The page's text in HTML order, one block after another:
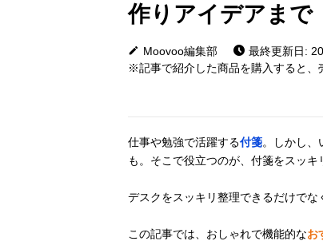
作りアイデアまで
Moovoo編集部
最終更新日:
※記事で紹介した商品を購入すると、
仕事や勉強で活躍する付箋。しかし、
も。そこで役立つのが、付箋をスッキ
デスクをスッキリ整理できるだけでな
この記事では、おしゃれで機能的なお